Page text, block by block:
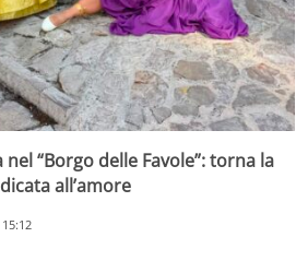
“Borgo delle Favole”: torna la
all’amore